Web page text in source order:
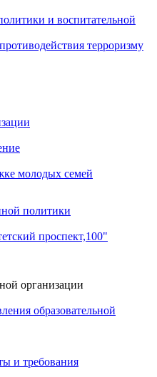
и воспитательной
терроризму
молодых семей
политики
проспект,100"
организации
образовательной
и требования